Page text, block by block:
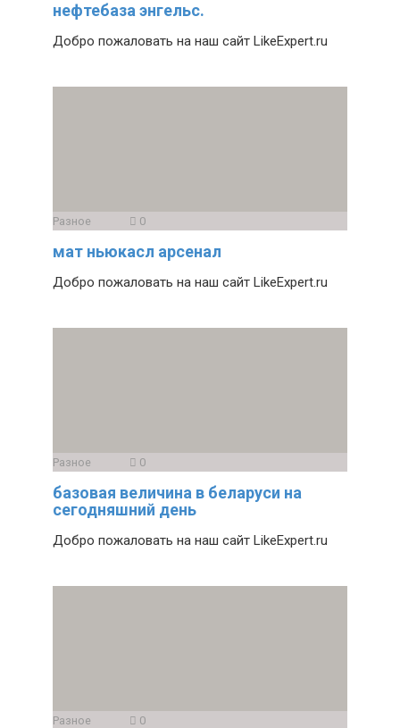
нефтебаза энгельс.
Добро пожаловать на наш сайт LikeExpert.ru
Разное 0
мат ньюкасл арсенал
Добро пожаловать на наш сайт LikeExpert.ru
Разное 0
базовая величина в беларуси на
сегодняшний день
Добро пожаловать на наш сайт LikeExpert.ru
Разное 0